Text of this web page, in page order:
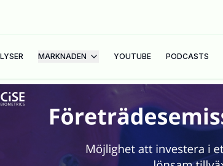
MARKNADEN YOUTUBE PODCASTS